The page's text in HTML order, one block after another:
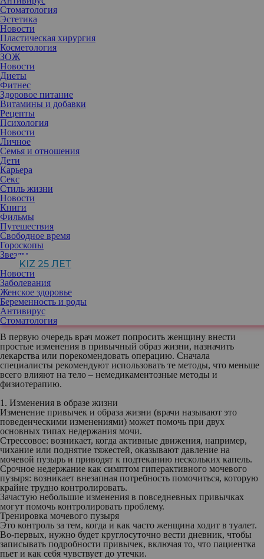
Стоматология
Эстетика
Новости
Пластическая хирургия
Косметология
ЗОЖ
Новости
Диеты
Фитнес
Здоровое питание
Витамины и добавки
Рецепты
Психология
Новости
Личное
Семья и отношения
Дети
Карьера
Секс
Стиль жизни
Новости
Книги
Фильмы
Путешествия
Свободное время
Гороскопы
Звезды
KIZ 25 ЛЕТ
Новости
Заболевания
Женское здоровье
Беременность и роды
Антивирус
Стоматология
С проблемой недержания может столкнуться любая женщина.
Помимо индивидуального подбора методов лечения, важно
обеспечить еще и надлежащую гигиену, пока подтекание не
будет полностью исключено.
Недержание мочи – это подтекание капель (или достаточно
значительного объема) из мочевого пузыря между походами в
туалет. У каждой женщины причины недержания связаны с
целым рядом факторов – возраст, наследственность, тяжелые
роды или слабость мышц, сочетание сразу нескольких причин.
Поэтому в каждом случае врач совместно с пациенткой
определяет индивидуальную тактику лечения.
Успех лечения во многом зависит от образа жизни женщины,
коррекции активности, питания, уровня физической нагрузки,
психологического настроя.
В первую очередь врач может попросить женщину внести
простые изменения в привычный образ жизни, назначить
лекарства или порекомендовать операцию. Сначала
специалисты рекомендуют использовать те методы, что меньше
всего влияют на тело – немедикаментозные методы и
физиотерапию.
1. Изменения в образе жизни
Изменение привычек и образа жизни (врачи называют это
поведенческими изменениями) может помочь при двух
основных типах недержания мочи.
Стрессовое: возникает, когда активные движения, например,
чихание или поднятие тяжестей, оказывают давление на
мочевой пузырь и приводят к подтеканию нескольких капель.
Срочное недержание как симптом гиперактивного мочевого
пузыря: возникает внезапная потребность помочиться, которую
крайне трудно контролировать.
Зачастую небольшие изменения в повседневных привычках
могут помочь контролировать проблему.
Тренировка мочевого пузыря
Это контроль за тем, когда и как часто женщина ходит в туалет.
Во-первых, нужно будет круглосуточно вести дневник, чтобы
записывать подробности привычек, включая то, что пациентка
пьет и как себя чувствует до утечки.